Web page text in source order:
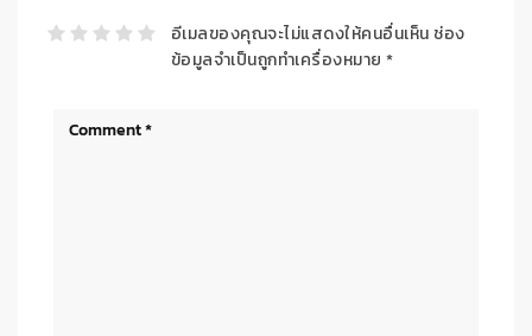
อีเมลของคุณจะไม่แสดงให้คนอื่นเห็น ช่อง
ข้อมูลจำเป็นถูกทำเครื่องหมาย *